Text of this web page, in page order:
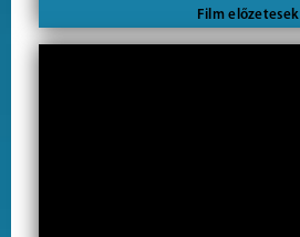
Film előzetesek